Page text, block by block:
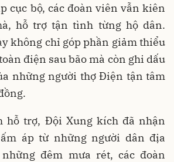
cục bộ, các đoàn viên vẫn kiên
hỗ trợ tận tình từng hộ dân.
không chỉ góp phần giảm thiểu
điện sau bão mà còn ghi dấu
những người thợ Điện tận tâm
hỗ trợ, Đội Xung kích đã nhận
áp từ những người dân địa
đêm mưa rét, các đoàn